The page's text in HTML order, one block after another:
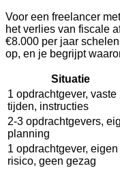
Voor een freelancer
het verlies van fiscale
€8.000 per jaar
op, en je begrijpt
Situatie
1 opdrachtgever, vaste
tijden, instructies
2-3 opdrachtgevers,
planning
1 opdrachtgever, eigen
risico, geen gezag